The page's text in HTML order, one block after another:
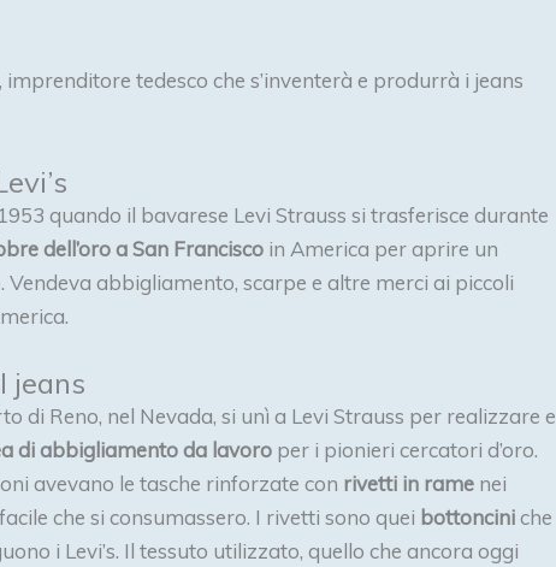
, imprenditore tedesco che s’inventerà e produrrà i jeans
quando il bavarese Levi Strauss si trasferisce durante
dell’oro a San Francisco in America per aprire un
abbigliamento, scarpe e altre merci ai piccoli
jeans
di Reno, nel Nevada, si unì a Levi Strauss per realizzare e
di abbigliamento da lavoro per i pionieri cercatori d’oro.
avevano le tasche rinforzate con rivetti in rame nei
che si consumassero. I rivetti sono quei bottonciniche
i Levi’s. Il tessuto utilizzato, quello che ancora oggi